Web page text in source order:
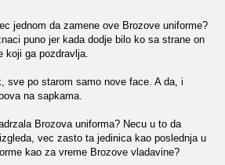
jednom da zamene ove Brozove uniforme?
puno jer kada dodje bilo ko sa strane on
koji ga pozdravlja.
sve po starom samo nove face. A da, i
na sapkama.
Brozova uniforma? Necu u to da
vec zasto ta jedinica kao poslednja u
kao za vreme Brozove vladavine?